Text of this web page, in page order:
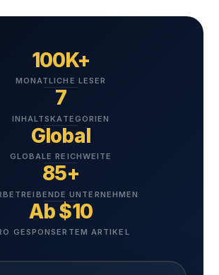
100K+
MONATLICHE LESER
7
INHALTSKATEGORIEN
Global
GLOBALE REICHWEITE
85+
UNTERNEHMEN
Ab $10
GESPONSERTEM ARTIKEL